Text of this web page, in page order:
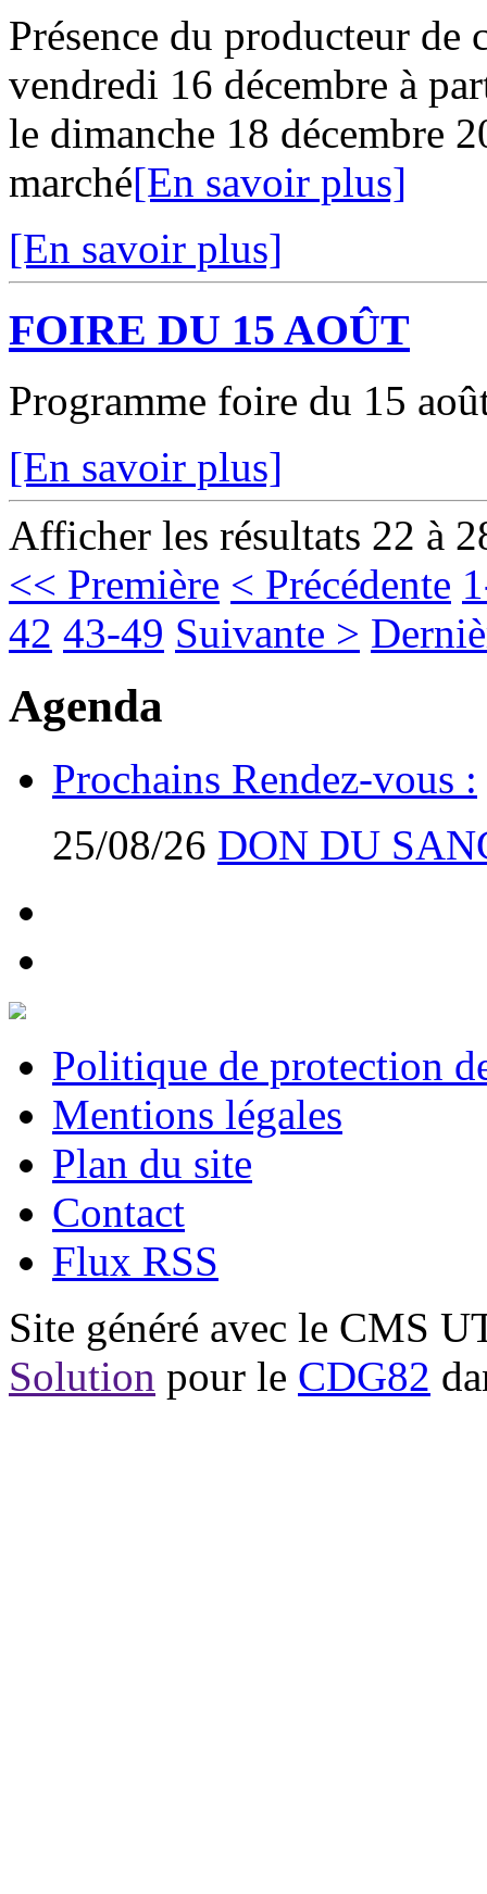
Présence du producteur de
vendredi 16 décembre à
le dimanche 18 décembre
marché[En savoir plus]
[En savoir plus]
FOIRE DU 15 AOÛT
Programme foire du 15
[En savoir plus]
Afficher les résultats 22 à
<< Première < Précédente
42 43-49 Suivante >
Agenda
Prochains Rendez-vous :
25/08/26 DON DU
Politique de protection
Mentions légales
Plan du site
Contact
Flux RSS
Site généré avec le CMS
Solution pour le CDG82